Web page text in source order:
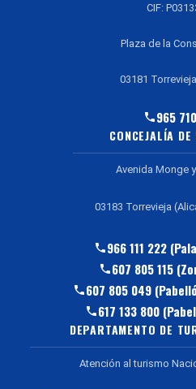
CIF:
Plaza de la
03181
965
CONCEJALÍA
Avenida Monge
03183 Torrevieja
966 111 222
607 805 115
607 805 049
617 133 800
DEPARTAMENTO DE
Atención al turismo